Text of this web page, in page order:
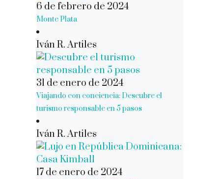
6 de febrero de 2024
Monte Plata
Iván R. Artiles
31 de enero de 2024
Viajando con conciencia: Descubre el
turismo responsable en 5 pasos
Iván R. Artiles
17 de enero de 2024